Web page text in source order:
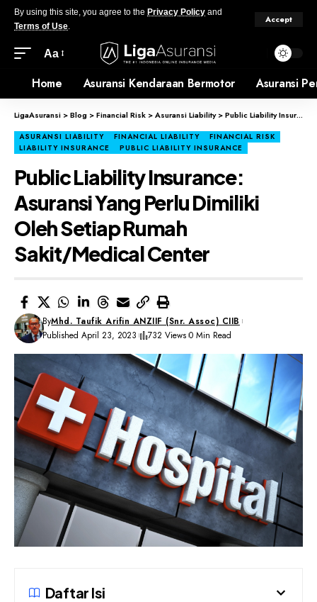
By using this site, you agree to the Privacy Policy and
Terms of Use.
Accept
Aa
Home Asuransi Kendaraan Bermotor Asuransi
LigaAsuransi >Blog >Financial Risk >Asuransi Liability>Public Liability Insurance: Asuransi Yang Perlu Dimiliki Oleh Setiap Rumah Sakit/Medical Center
ASURANSI LIABILITY FINANCIAL LIABILITY
FINANCIAL RISK
LIABILITY INSURANCE
PUBLIC LIABILITY INSURANCE
Public Liability Insurance:
Asuransi Yang Perlu Dimiliki
Oleh Setiap Rumah
Sakit/Medical Center
ByMhd. Taufik Arifin ANZIIF (Snr. Assoc) CIIB
Published April 23, 2023
732 Views 0 Min Read
Daftar Isi